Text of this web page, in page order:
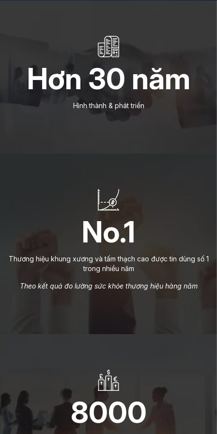
Hơn 30 năm
Hình thành & phát triển
No.1
Thương hiệu khung xương và tấm thạch cao được tin dùng số 1
trong nhiều năm
Theo kết quả đo lường sức khỏe thương hiệu hàng năm
8000